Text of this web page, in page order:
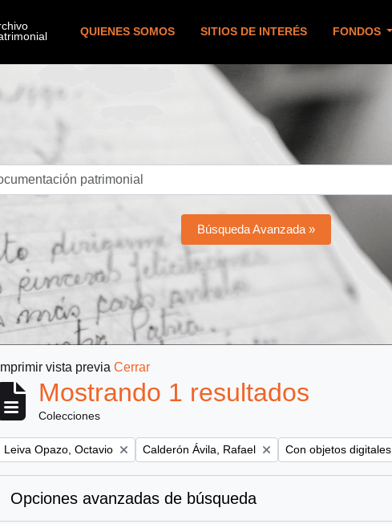
QUIENES SOMOS SITIOS DE INTERÉS FONDOS
Búsqueda Avanzada »
Imprimir vista previa Cerrar
Mostrando 1 resultados
Colecciones
Remove filter:
Leiva Opazo, Octavio Remove filter:
Calderón Ávila, Rafael Remove filter:
Con objetos digitales
Opciones avanzadas de búsqueda